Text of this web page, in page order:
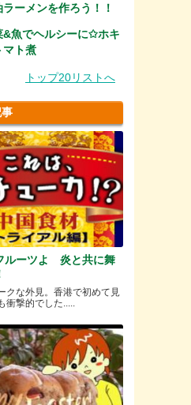
ラーメンを作ろう！！
&魚でヘルシーに✩ホキ
マト煮
トップ20リストへ
ルーツよ 炎と共に舞
クな外見。香港で初めて見
衝撃的でした.....